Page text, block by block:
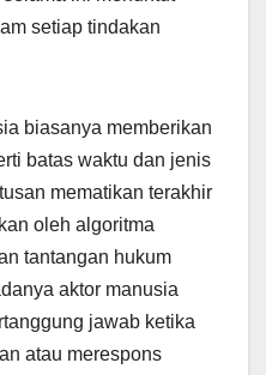
setiap tindakan
biasanya memberikan
batas waktu dan jenis
mematikan terakhir
oleh algoritma
tantangan hukum
aktor manusia
jawab ketika
atau merespons